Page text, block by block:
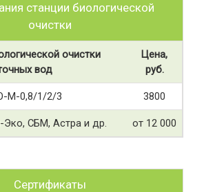
станции биологической
очистки
очистки
вод
Цена,
руб.
М-0,8/1/2/3 3800
Эко, СБМ, Астра и др. от 12 000
Сертификаты